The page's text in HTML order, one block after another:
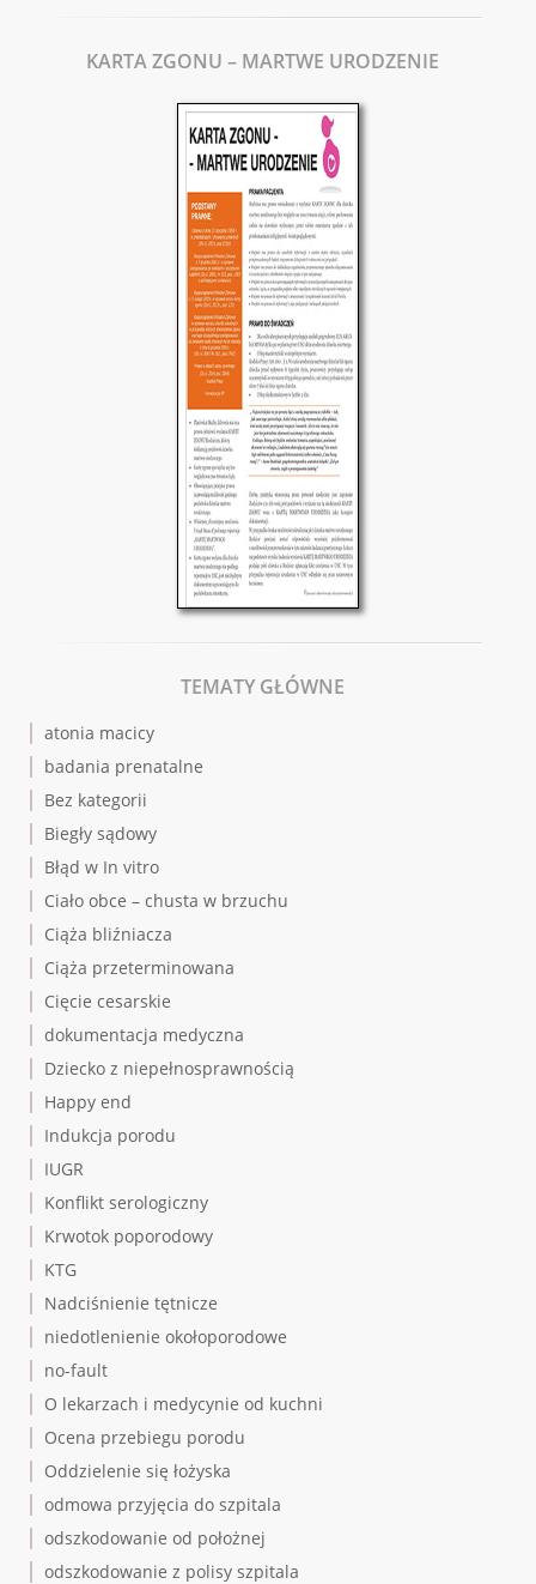
KARTA ZGONU – MARTWE URODZENIE
TEMATY GŁÓWNE
atonia macicy
badania prenatalne
Bez kategorii
Biegły sądowy
Błąd w In vitro
Ciało obce – chusta w brzuchu
Ciąża bliźniacza
Ciąża przeterminowana
Cięcie cesarskie
dokumentacja medyczna
Dziecko z niepełnosprawnością
Happy end
Indukcja porodu
IUGR
Konflikt serologiczny
Krwotok poporodowy
KTG
Nadciśnienie tętnicze
niedotlenienie okołoporodowe
no-fault
O lekarzach i medycynie od kuchni
Ocena przebiegu porodu
Oddzielenie się łożyska
odmowa przyjęcia do szpitala
odszkodowanie od położnej
odszkodowanie z polisy szpitala